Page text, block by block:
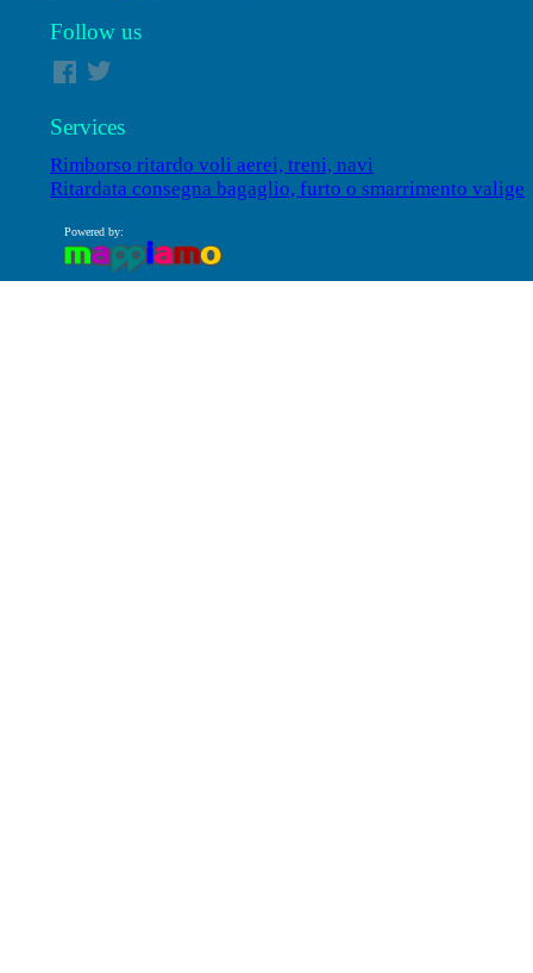
Follow us
Services
Rimborso ritardo voli aerei, treni, navi
Ritardata consegna bagaglio, furto o smarrimento valige
Powered by: